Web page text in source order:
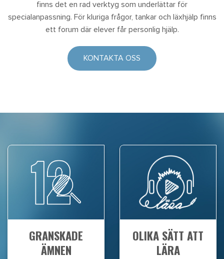
finns det en rad verktyg som underlättar för
specialanpassning. För kluriga frågor, tankar och läxhjälp finns
ett forum där elever får personlig hjälp.
KONTAKTA OSS
GRANSKADE
ÄMNEN
OLIKA SÄTT ATT
LÄRA